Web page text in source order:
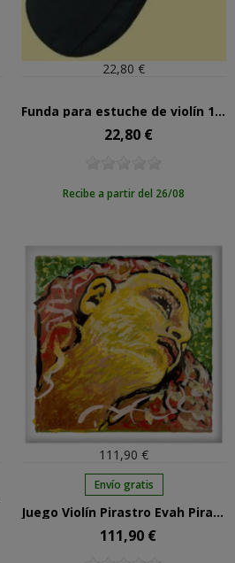
22,80 €
Funda para estuche de violín 135
Precio
22,80 €
Recibe a partir del 26/08
111,90 €
Envío gratis
Juego Violín Pirastro Evah Pirazzi Neo 41B021
Precio
111,90 €